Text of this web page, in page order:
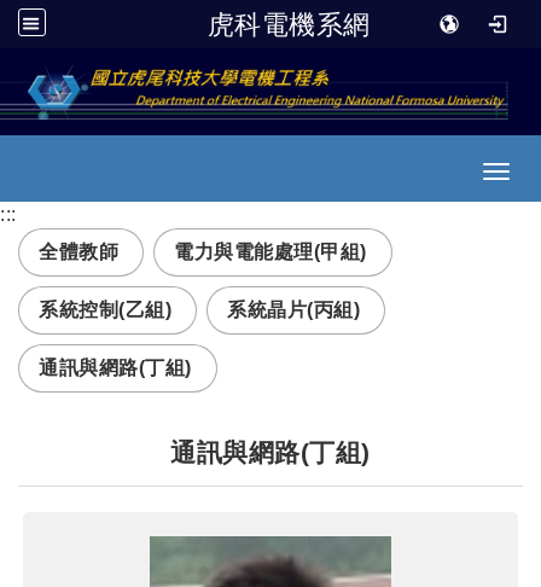
虎科電機系網
跳到主要內容
:::
全體教師
電力與電能處理(甲組)
系統控制(乙組) 系統晶片(丙組)
通訊與網路(丁組)
通訊與網路(丁組)